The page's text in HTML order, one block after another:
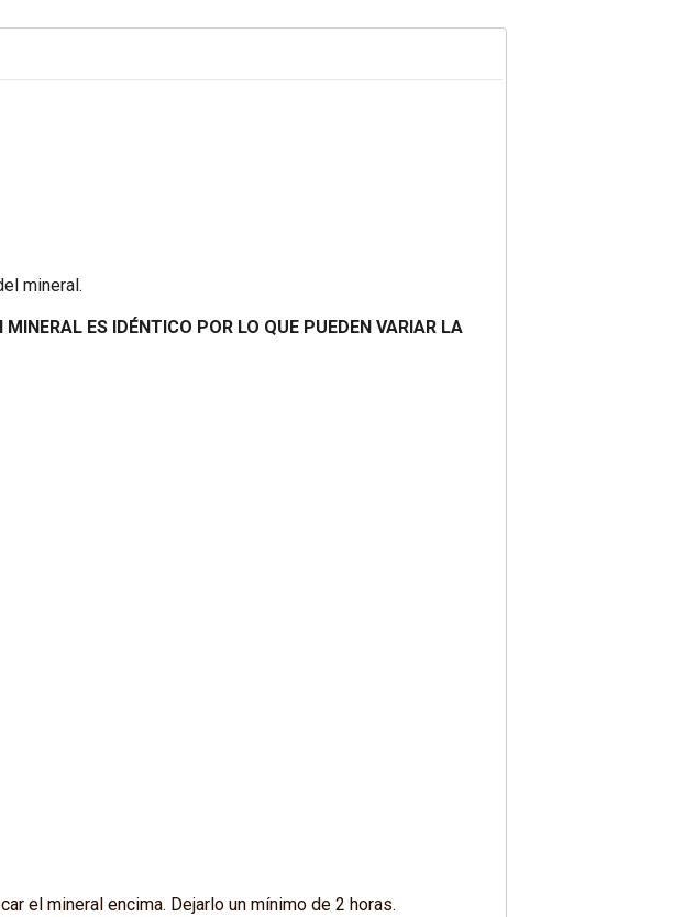
mineral.
ES IDÉNTICO POR LO QUE PUEDEN VARIAR LA
el mineral encima. Dejarlo un mínimo de 2 horas.